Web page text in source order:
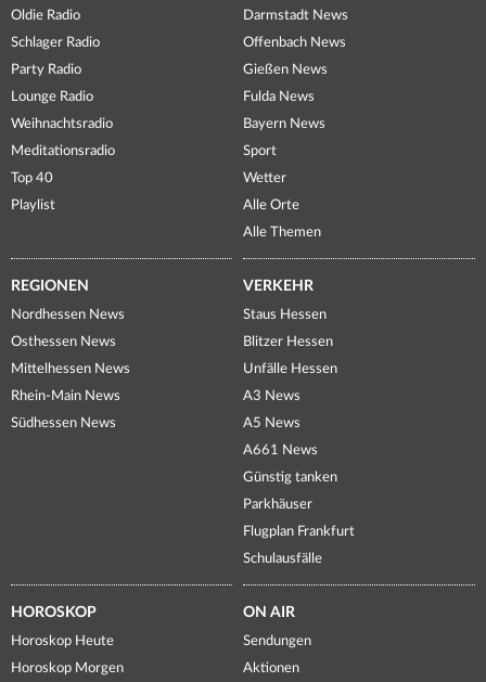
Oldie Radio
Schlager Radio
Party Radio
Lounge Radio
Weihnachtsradio
Meditationsradio
Top 40
Playlist
Darmstadt News
Offenbach News
Gießen News
Fulda News
Bayern News
Sport
Wetter
Alle Orte
Alle Themen
REGIONEN
Nordhessen News
Osthessen News
Mittelhessen News
Rhein-Main News
Südhessen News
VERKEHR
Staus Hessen
Blitzer Hessen
Unfälle Hessen
A3 News
A5 News
A661 News
Günstig tanken
Parkhäuser
Flugplan Frankfurt
Schulausfälle
HOROSKOP
Horoskop Heute
Horoskop Morgen
ON AIR
Sendungen
Aktionen